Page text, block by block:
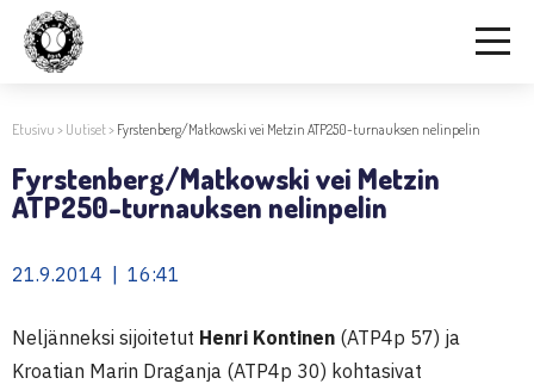
Etusivu > Uutiset> Fyrstenberg/Matkowski vei Metzin ATP250-turnauksen nelinpelin
Fyrstenberg/Matkowski vei Metzin
ATP250-turnauksen nelinpelin
21.9.2014 | 16:41
Neljänneksi sijoitetut Henri Kontinen (ATP4p 57) ja
Kroatian Marin Draganja (ATP4p 30) kohtasivat